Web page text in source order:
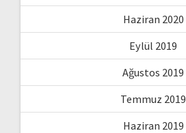
Haziran 2020
Eylül 2019
Ağustos 2019
Temmuz 2019
Haziran 2019